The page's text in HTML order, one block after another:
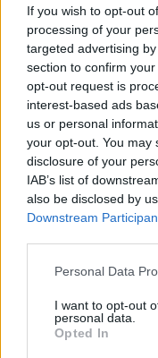
If you wish to opt-out
processing of your
targeted advertising
section to confirm
opt-out request is
interest-based ads
us or personal
your opt-out. You may
disclosure of your
IAB’s list of
also be disclosed by
Downstream
Personal Data
I want to opt-out
personal data.
Opted In
Λαμπερό
και βαθύτερος
καθαρισμός στα
δόντια σας με
ιδανική
οδοντόβουρτσα!